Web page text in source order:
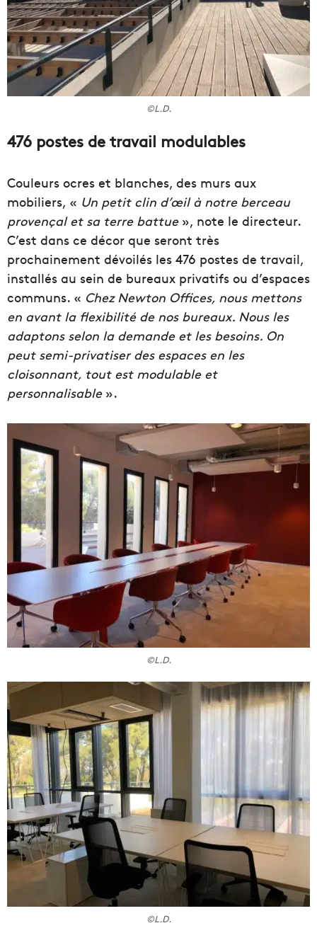
©L.D.
476 postes de travail modulables
Couleurs ocres et blanches, des murs aux
mobiliers, « Un petit clin d’œil à notre berceau
provençal et sa terre battue», note le directeur.
C’est dans ce décor que seront très
prochainement dévoilés les 476 postes de travail,
installés au sein de bureaux privatifs ou d’espaces
communs. « Chez Newton Offices, nous mettons
en avant la flexibilité de nos bureaux. Nous les
adaptons selon la demande et les besoins. On
peut semi-privatiser des espaces en les
cloisonnant, tout est modulable et
personnalisable».
©L.D.
©L.D.